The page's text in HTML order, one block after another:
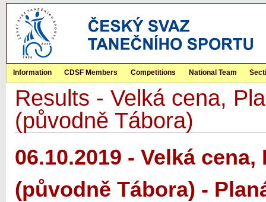
Information CDSF Members Competitions National Team
Results - Velká cena,
(původně Tábora)
06.10.2019 - Velká
(původně Tábora) -